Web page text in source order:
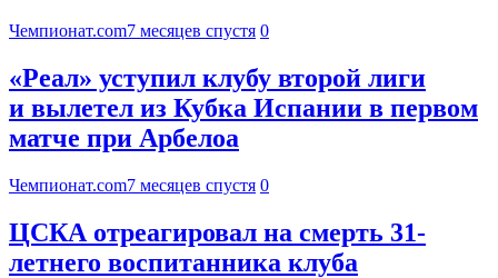
Чемпионат.com7 месяцев спустя 0
«Реал» уступил клубу второй лиги
и вылетел из Кубка Испании в первом
матче при Арбелоа
Чемпионат.com7 месяцев спустя 0
ЦСКА отреагировал на смерть 31-
летнего воспитанника клуба